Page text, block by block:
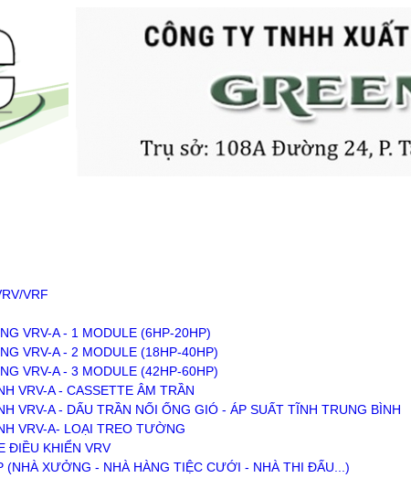
VRF
VRV-A - 1 MODULE (6HP-20HP)
VRV-A - 2 MODULE (18HP-40HP)
VRV-A - 3 MODULE (42HP-60HP)
VRV-A - CASSETTE ÂM TRẦN
VRV-A - DẤU TRẦN NỐI ỐNG GIÓ - ÁP SUẤT TĨNH TRUNG BÌNH
VRV-A- LOẠI TREO TƯỜNG
ĐIỀU KHIỂN VRV
(NHÀ XƯỞNG - NHÀ HÀNG TIỆC CƯỚI - NHÀ THI ĐẤU...)